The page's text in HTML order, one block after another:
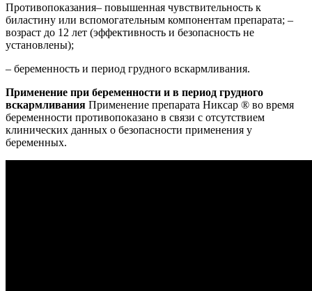
Противопоказания– повышенная чувствительность к
биластину или вспомогательным компонентам препарата; –
возраст до 12 лет (эффективность и безопасность не
установлены);
– беременность и период грудного вскармливания.
Применение при беременности и в период грудного
вскармливания Применение препарата Никсар ® во время
беременности противопоказано в связи с отсутствием
клинических данных о безопасности применения у
беременных.